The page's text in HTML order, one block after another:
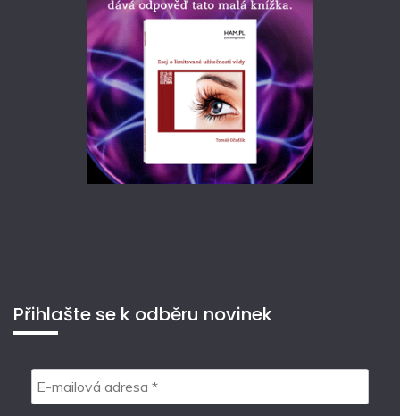
Přihlašte se k odběru novinek